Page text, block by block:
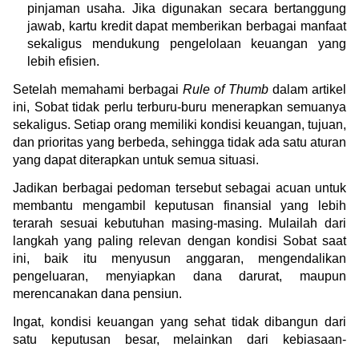
pinjaman usaha. Jika digunakan secara bertanggung
jawab, kartu kredit dapat memberikan berbagai manfaat
sekaligus mendukung pengelolaan keuangan yang
lebih efisien.
Setelah memahami berbagai Rule of Thumb dalam artikel
ini, Sobat tidak perlu terburu-buru menerapkan semuanya
sekaligus. Setiap orang memiliki kondisi keuangan, tujuan,
dan prioritas yang berbeda, sehingga tidak ada satu aturan
yang dapat diterapkan untuk semua situasi.
Jadikan berbagai pedoman tersebut sebagai acuan untuk
membantu mengambil keputusan finansial yang lebih
terarah sesuai kebutuhan masing-masing. Mulailah dari
langkah yang paling relevan dengan kondisi Sobat saat
ini, baik itu menyusun anggaran, mengendalikan
pengeluaran, menyiapkan dana darurat, maupun
merencanakan dana pensiun.
Ingat, kondisi keuangan yang sehat tidak dibangun dari
satu keputusan besar, melainkan dari kebiasaan-